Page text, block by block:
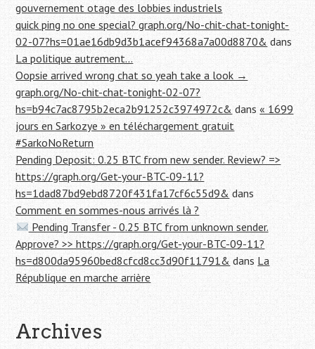
gouvernement otage des lobbies industriels
quick ping no one special? graph.org/No-chit-chat-tonight-
02-07?hs=01ae16db9d3b1acef94368a7a00d8870&dans
La politique autrement…
Oopsie arrived wrong chat so yeah take a look →
graph.org/No-chit-chat-tonight-02-07?
hs=b94c7ac8795b2eca2b91252c3974972c& dans« 1699
jours en Sarkozye » en téléchargement gratuit
#SarkoNoReturn
Pending Deposit: 0.25 BTC from new sender. Review? =>
https://graph.org/Get-your-BTC-09-11?
hs=1dad87bd9ebd8720f431fa17cf6c55d9&dans
Comment en sommes-nous arrivés là ?
Pending Transfer - 0.25 BTC from unknown sender.
Approve? >> https://graph.org/Get-your-BTC-09-11?
hs=d800da95960bed8cfcd8cc3d90f11791& dansLa
République en marche arrière
Archives